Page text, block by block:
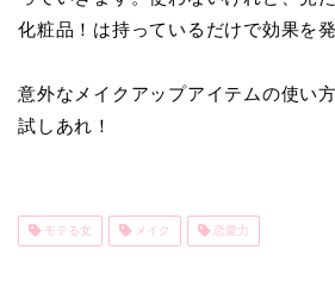
化粧品！は持っているだけで効果を
意外なメイクアップアイテムの使い
試しあれ！
モテる女 メイク 恋愛力